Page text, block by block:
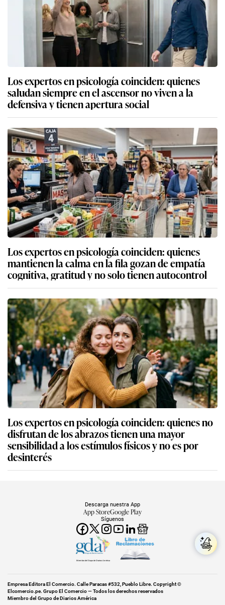
Los expertos en psicología coinciden: quienes
saludan siempre en el ascensor no viven a la
defensiva y tienen apertura social
Los expertos en psicología coinciden: quienes
mantienen la calma en la fila gozan de empatía
cognitiva, gratitud y no solo tienen autocontrol
Los expertos en psicología coinciden: quienes no
disfrutan de los abrazos tienen una mayor
sensibilidad a los estímulos físicos y no es por
desinterés
Síguenos
Descarga nuestra App
App StoreGoogle Play
Miembro del Grupo de Diarios América
Empresa Editora El Comercio. Calle Paracas #532, Pueblo Libre. Copyright ©
Elcomercio.pe. Grupo El Comercio — Todos los derechos reservados
Miembro del Grupo de Diarios América